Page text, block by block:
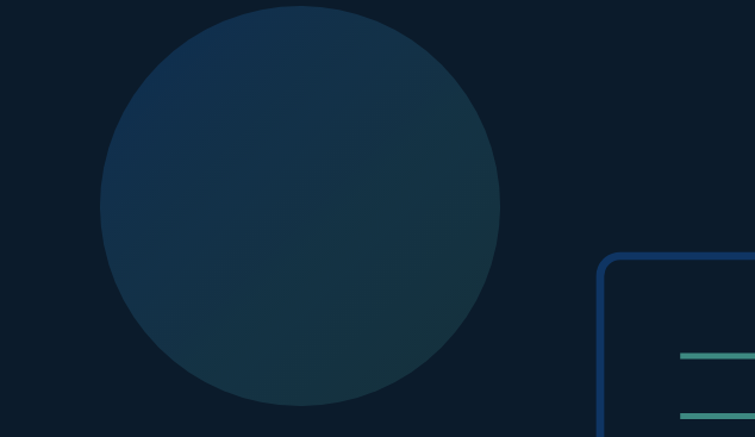
직의 손상을 최소화하면서 색소 병변만을 정확히 파괴하여, 부작용은 줄이고 치료 효과는 극
루비의원의 등장은 이 지역 피부 미용 시장의 패러다임을 바꾸고 있습니다.
기존 치료의 한계를 넘다: 루비의원만의 차별화된 기술력
시술 방식 때문일 수 있습니다.
은 이러한 한계를 극복하기 위해 진단 단계에
최신 피코 레이저: 정밀 타겟팅의 비밀
루비의원의 핵심 기술은 바로 최신 피코(Pico) 레이저입니다. 기존의 나노(Nano)초 레이저
과)로 멜라닌 색소를 매우 잘게 부수는 원리입니다. 이는 주변 정상 조직에 열 손상을 거의 주